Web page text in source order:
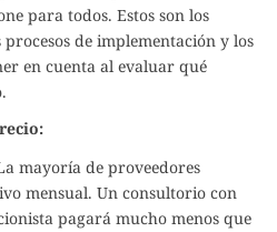
para todos. Estos son los
de implementación y los
en cuenta al evaluar qué
mayoría de proveedores
mensual. Un consultorio con
pagará mucho menos que